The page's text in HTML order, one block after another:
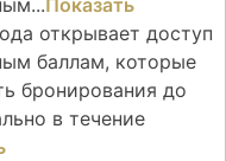
открывает доступ
баллам, которые
бронирования до
в течение